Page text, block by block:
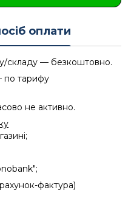
оплати
складу — безкоштовно.
по тарифу
не активно.
фактура)